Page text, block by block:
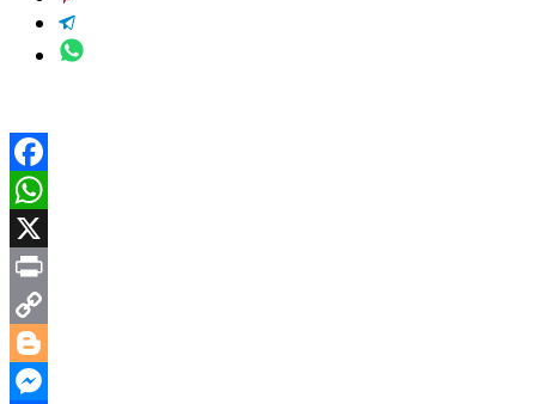
Facebook
WhatsApp
X
Print
Copy
Link
Blogger